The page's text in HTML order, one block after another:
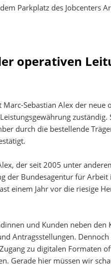
Parkplatz des Jobcenters
operativen
Marc-Sebastian Alex der
zuständig.
durch die bestellende
der seit 2005 unter
der Bundesagentur für
einem Jahr vor die riesige
und Kunden neben
Antragsstellungen.
zu digitalen Formaten
Gerade hier müssen wir